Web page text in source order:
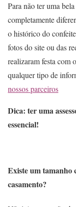
Para não ter uma
completamente
o histórico do
fotos do site ou das
realizaram festa com
qualquer tipo de
nossos parceiros
Dica: ter uma
essencial!
Existe um tamanho
casamento?